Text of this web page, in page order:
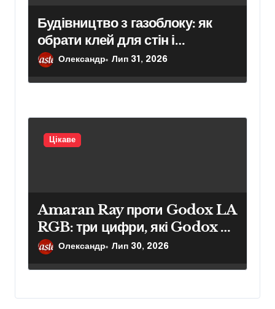
Будівництво з газоблоку: як
обрати клей для стін і
кріплення гіпсокартону
Олександр Лип 31, 2026
Цікаве
Amaran Ray проти Godox LA
RGB: три цифри, які Godox не
показує в специфікаціях
Олександр Лип 30, 2026